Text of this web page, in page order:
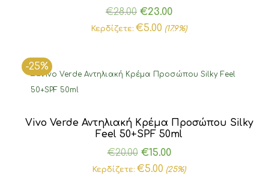
€28.00 Original
price
€23.00Η
τρέχουσα
€23.00.
Κερδίζετε: €5.00 (17.9%)
-25%
Vivo Verde Αντηλιακή Κρέμα Προσώπου Silky
Feel 50+SPF 50ml
€20.00 Original
price
€15.00Η
τρέχουσα
Κερδίζετε: €5.00 (25%)